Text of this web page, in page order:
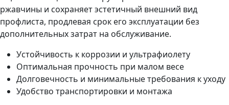
ржавчины и сохраняет эстетичный внешний вид
профлиста, продлевая срок его эксплуатации без
дополнительных затрат на обслуживание.
Устойчивость к коррозии и ультрафиолету
Оптимальная прочность при малом весе
Долговечность и минимальные требования к уходу
Удобство транспортировки и монтажа